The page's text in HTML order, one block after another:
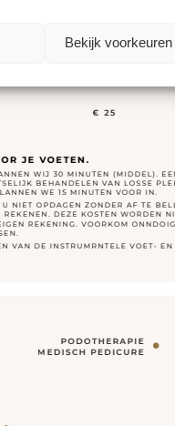
Bekijk voorkeuren